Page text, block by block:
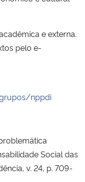
e externa.
pelo e-
nppdi
Social das
v. 24, p. 709-